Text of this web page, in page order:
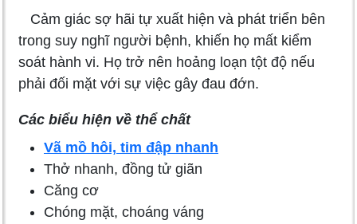
Cảm giác sợ hãi tự xuất hiện và phát triển bên
trong suy nghĩ người bệnh, khiến họ mất kiểm
soát hành vi. Họ trở nên hoảng loạn tột độ nếu
phải đối mặt với sự việc gây đau đớn.
Các biểu hiện về thể chất
Vã mồ hôi, tim đập nhanh
Thở nhanh, đồng tử giãn
Căng cơ
Chóng mặt, choáng váng